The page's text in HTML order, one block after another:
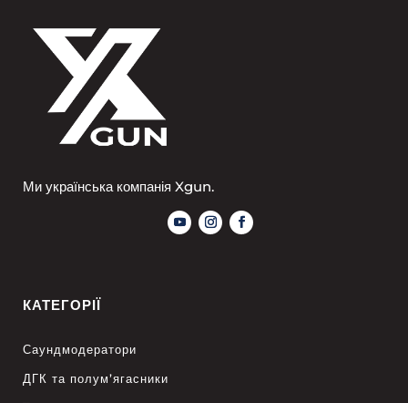
Ми українська компанія Xgun.
КАТЕГОРІЇ
Саундмодератори
ДГК та полум’ягасники